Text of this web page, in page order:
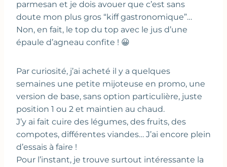
parmesan et je dois avouer que c’est sans
doute mon plus gros “kiff gastronomique”…
Non, en fait, le top du top avec le jus d’une
épaule d’agneau confite ! 😀
Par curiosité, j’ai acheté il y a quelques
semaines une petite mijoteuse en promo, une
version de base, sans option particulière, juste
position 1 ou 2 et maintien au chaud.
J’y ai fait cuire des légumes, des fruits, des
compotes, différentes viandes… J’ai encore plein
d’essais à faire !
Pour l’instant, je trouve surtout intéressante la